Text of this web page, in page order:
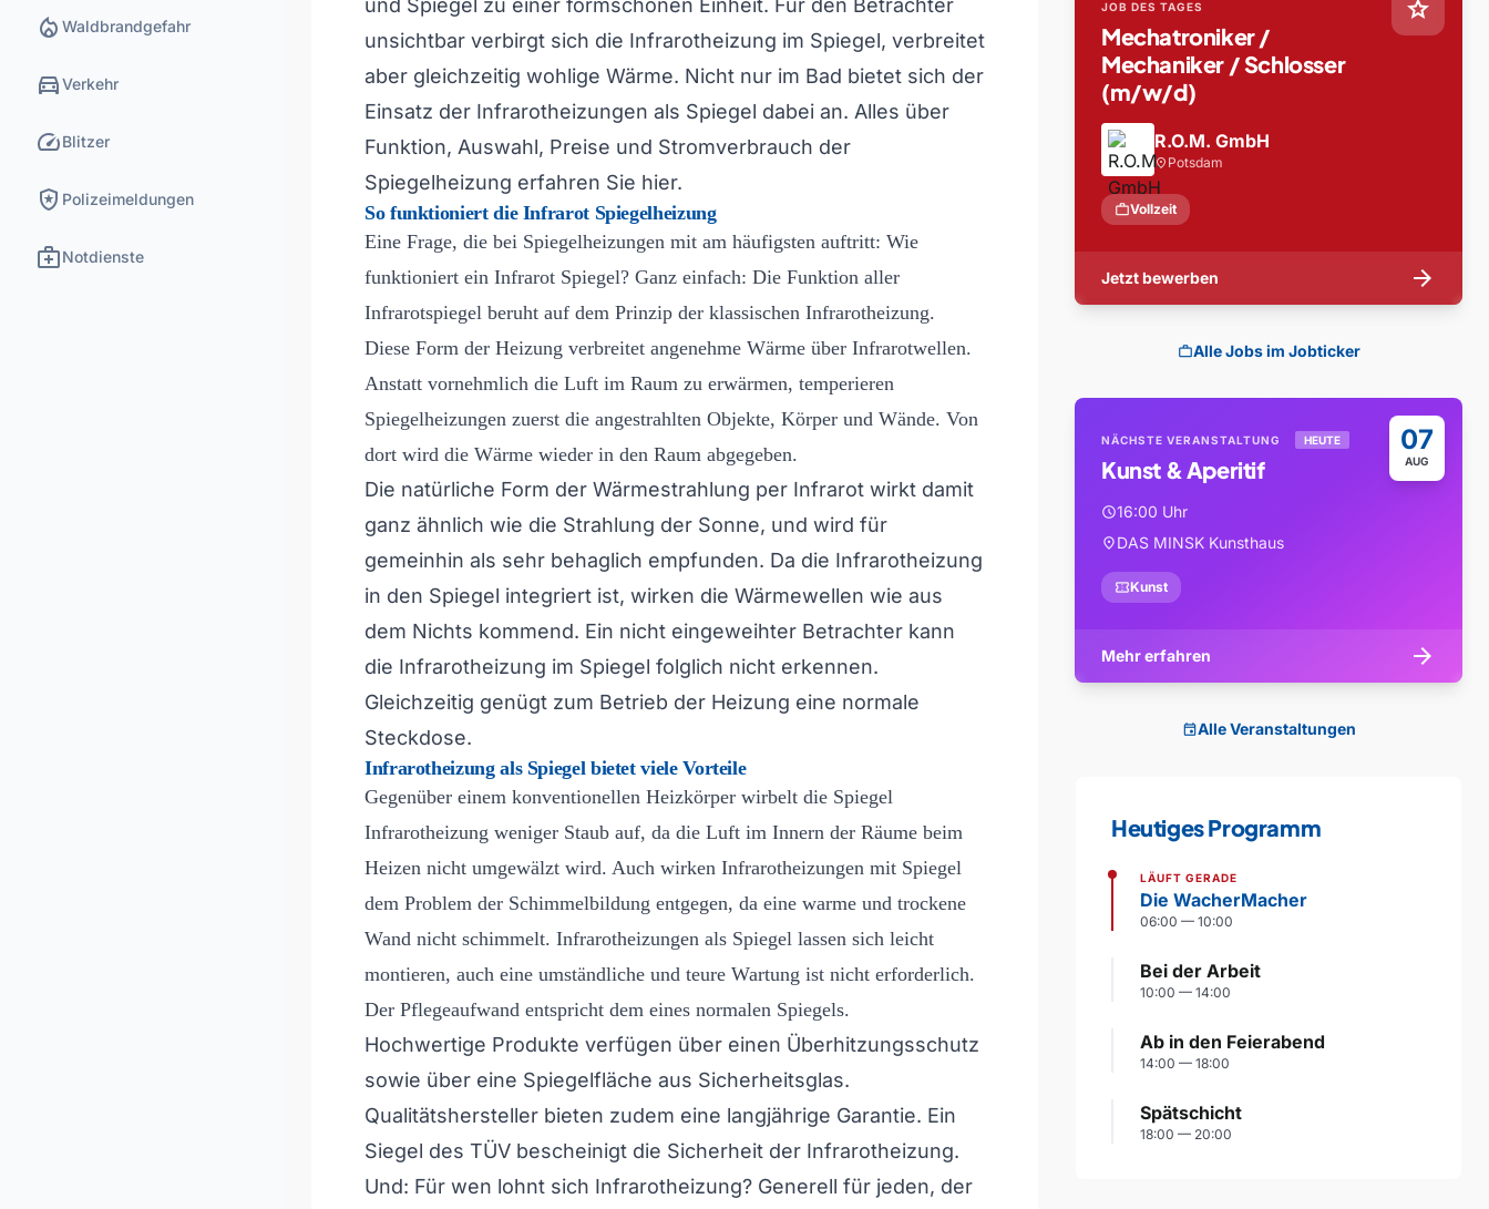
local_fire_department Waldbrandgefahr
directions_carVerkehr
speedBlitzer
local_police Polizeimeldungen
medical_servicesNotdienste
und Spiegel zu einer formschönen Einheit. Für den Betrachter
unsichtbar verbirgt sich die Infrarotheizung im Spiegel, verbreitet
aber gleichzeitig wohlige Wärme. Nicht nur im Bad bietet sich der
Einsatz der Infrarotheizungen als Spiegel dabei an. Alles über
Funktion, Auswahl, Preise und Stromverbrauch der
Spiegelheizung erfahren Sie hier.
So funktioniert die Infrarot Spiegelheizung
Eine Frage, die bei Spiegelheizungen mit am häufigsten auftritt: Wie
funktioniert ein Infrarot Spiegel? Ganz einfach: Die Funktion aller
Infrarotspiegel beruht auf dem Prinzip der klassischen Infrarotheizung.
Diese Form der Heizung verbreitet angenehme Wärme über Infrarotwellen.
Anstatt vornehmlich die Luft im Raum zu erwärmen, temperieren
Spiegelheizungen zuerst die angestrahlten Objekte, Körper und Wände. Von
dort wird die Wärme wieder in den Raum abgegeben.
Die natürliche Form der Wärmestrahlung per Infrarot wirkt damit
ganz ähnlich wie die Strahlung der Sonne, und wird für
gemeinhin als sehr behaglich empfunden. Da die Infrarotheizung
in den Spiegel integriert ist, wirken die Wärmewellen wie aus
dem Nichts kommend. Ein nicht eingeweihter Betrachter kann
die Infrarotheizung im Spiegel folglich nicht erkennen.
Gleichzeitig genügt zum Betrieb der Heizung eine normale
Steckdose.
Infrarotheizung als Spiegel bietet viele Vorteile
Gegenüber einem konventionellen Heizkörper wirbelt die Spiegel
Infrarotheizung weniger Staub auf, da die Luft im Innern der Räume beim
Heizen nicht umgewälzt wird. Auch wirken Infrarotheizungen mit Spiegel
dem Problem der Schimmelbildung entgegen, da eine warme und trockene
Wand nicht schimmelt. Infrarotheizungen als Spiegel lassen sich leicht
montieren, auch eine umständliche und teure Wartung ist nicht erforderlich.
Der Pflegeaufwand entspricht dem eines normalen Spiegels.
Hochwertige Produkte verfügen über einen Überhitzungsschutz
sowie über eine Spiegelfläche aus Sicherheitsglas.
Qualitätshersteller bieten zudem eine langjährige Garantie. Ein
Siegel des TÜV bescheinigt die Sicherheit der Infrarotheizung.
Und: Für wen lohnt sich Infrarotheizung? Generell für jeden, der
star
JOB DES TAGES
Mechatroniker /
Mechaniker / Schlosser
(m/w/d)
R.O.M. GmbH
location_on Potsdam
workVollzeit
Jetzt bewerben arrow_forward
workAlle Jobs im Jobticker
07
AUG
NÄCHSTE VERANSTALTUNG HEUTE
Kunst & Aperitif
schedule16:00 Uhr
location_onDAS MINSK Kunsthaus
confirmation_numberKunst
Mehr erfahren arrow_forward
eventAlle Veranstaltungen
Heutiges Programm
LÄUFT GERADE
Die WacherMacher
06:00 — 10:00
Bei der Arbeit
10:00 — 14:00
Ab in den Feierabend
14:00 — 18:00
Spätschicht
18:00 — 20:00